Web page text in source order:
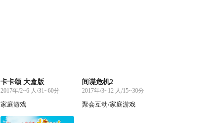
卡卡颂 大盒版
2017年/2~6 人/31~60分
家庭游戏
间谍危机2
2017年/3~12 人/15~30分
聚会互动/家庭游戏